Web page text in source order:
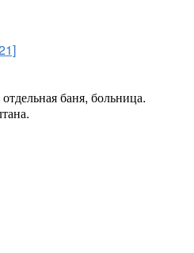
баня, больница.